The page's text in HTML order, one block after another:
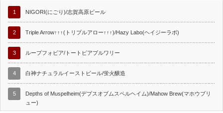
1 NIGORI(にごり)/志賀高原ビール
2 Triple Arrow↑↑↑(トリプルアロー↑↑↑)/Hazy Labo(ヘイジーラボ)
3 ループフォビア/トートピアブルワリー
4 白神ナチュラルイーストビール/蛍火醸造
5
Depths of Muspelheim(デプスオブムスペルヘイム)/Mahow Brew(マホウブリ
ュー)